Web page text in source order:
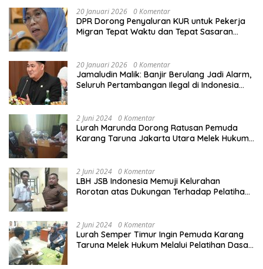
20 Januari 2026 0 Komentar
DPR Dorong Penyaluran KUR untuk Pekerja
Migran Tepat Waktu dan Tepat Sasaran
20 Januari 2026 0 Komentar
Jamaludin Malik: Banjir Berulang Jadi Alarm,
Seluruh Pertambangan Ilegal di Indonesia
2 Juni 2024 0 Komentar
Lurah Marunda Dorong Ratusan Pemuda
Karang Taruna Jakarta Utara Melek Hukum
2 Juni 2024 0 Komentar
LBH JSB Indonesia Memuji Kelurahan
Rorotan atas Dukungan Terhadap Pelatihan
2 Juni 2024 0 Komentar
Lurah Semper Timur Ingin Pemuda Karang
Taruna Melek Hukum Melalui Pelatihan Dasar